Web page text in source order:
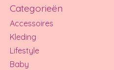
Categorieën
Accessoires
Kleding
Lifestyle
Baby